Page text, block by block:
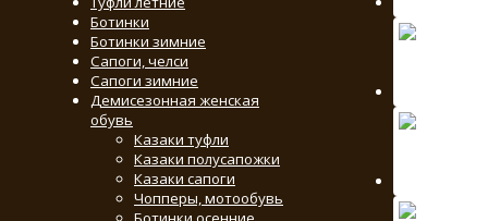
Ботинки
Ботинки зимние
Сапоги, челси
Сапоги зимние
Демисезонная женская
обувь
Казаки туфли
Казаки полусапожки
Казаки сапоги
Чопперы, мотообувь